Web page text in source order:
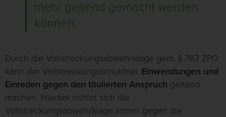
mehr geltend gemacht werden
können.
Durch die Vollstreckungsabwehrklage gem. § 767 ZPO
kann der Vollstreckungsschuldner Einwendungen und
Einreden gegen den titulierten Anspruch geltend
machen. Hierbei richtet sich die
Vollstreckungsabwehrklage immer gegen die